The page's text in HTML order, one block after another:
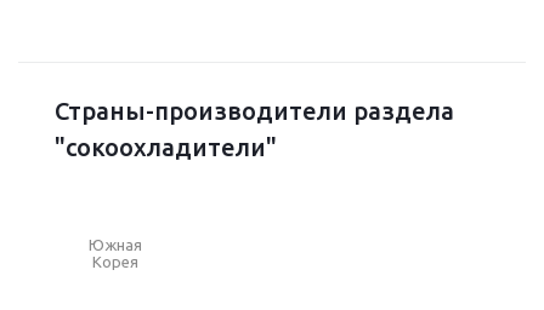
Страны-производители раздела
"сокоохладители"
Южная
Корея